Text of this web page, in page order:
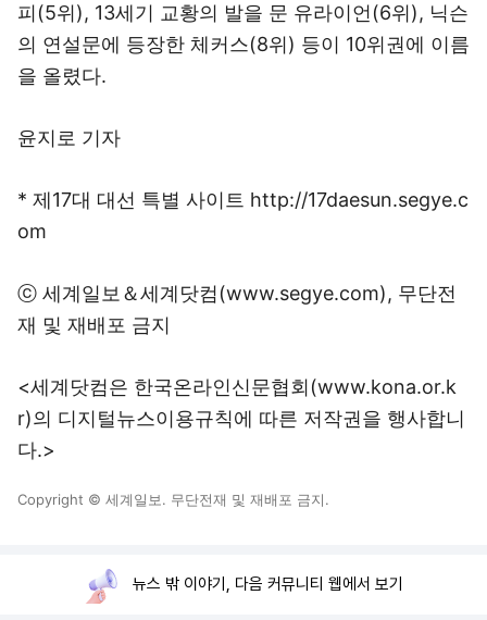
피(5위), 13세기 교황의 발을 문 유라이언(6위), 닉슨
의 연설문에 등장한 체커스(8위) 등이 10위권에 이름
을 올렸다.
윤지로 기자
* 제17대 대선 특별 사이트 http://17daesun.segye.c
om
ⓒ 세계일보＆세계닷컴(www.segye.com), 무단전
재 및 재배포 금지
<세계닷컴은 한국온라인신문협회(www.kona.or.k
r)의 디지털뉴스이용규칙에 따른 저작권을 행사합니
다.>
Copyright © 세계일보. 무단전재 및 재배포 금지.
뉴스 밖 이야기, 다음 커뮤니티 웹에서 보기